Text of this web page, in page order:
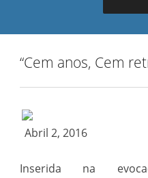
“Cem anos, Cem
Abril 2, 2016
Inserida na